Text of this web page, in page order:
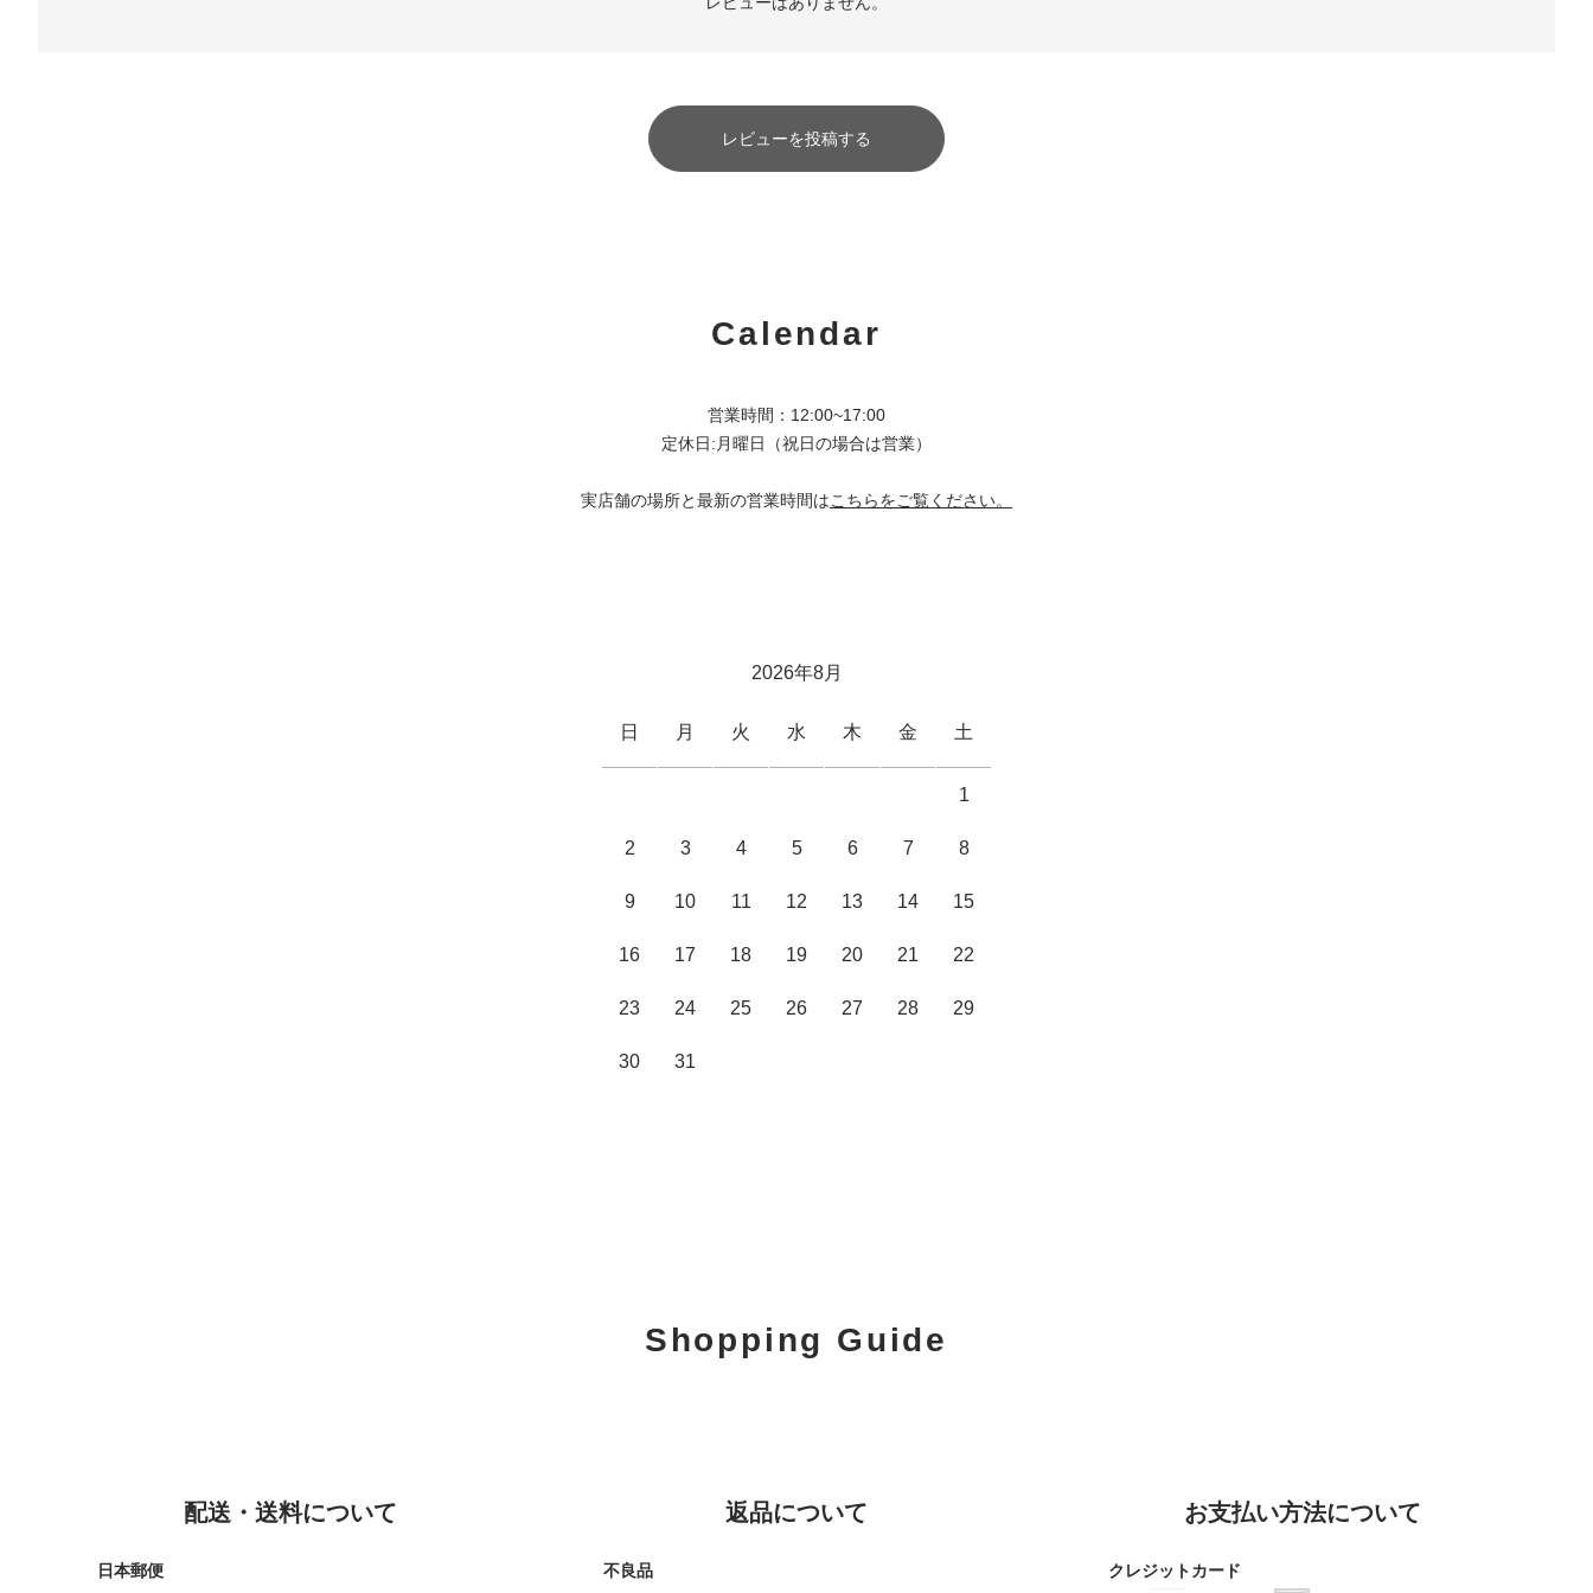
レビューを投稿する
Calendar
営業時間：12:00~17:00
定休日:月曜日（祝日の場合は営業）
実店舗の場所と最新の営業時間はこちらをご覧ください。
2026年8月
日 月 火 水 木 金 土
1
2 3 4 5 6 7 8
9 10 11 12 13 14 15
16 17 18 19 20 21 22
23 24 25 26 27 28 29
30 31
Shopping Guide
配送・送料について
日本郵便
返品について
不良品
お支払い方法について
クレジットカード